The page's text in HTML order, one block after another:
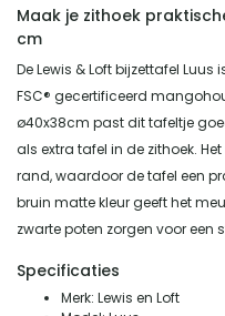
Maak je zithoek
cm
De Lewis & Loft bijzettafel
FSC® gecertificeerd
ø40x38cm past dit tafeltje
als extra tafel in de zithoek.
rand, waardoor de tafel een
bruin matte kleur geeft het
zwarte poten zorgen voor een
Specificaties
Merk: Lewis en Loft